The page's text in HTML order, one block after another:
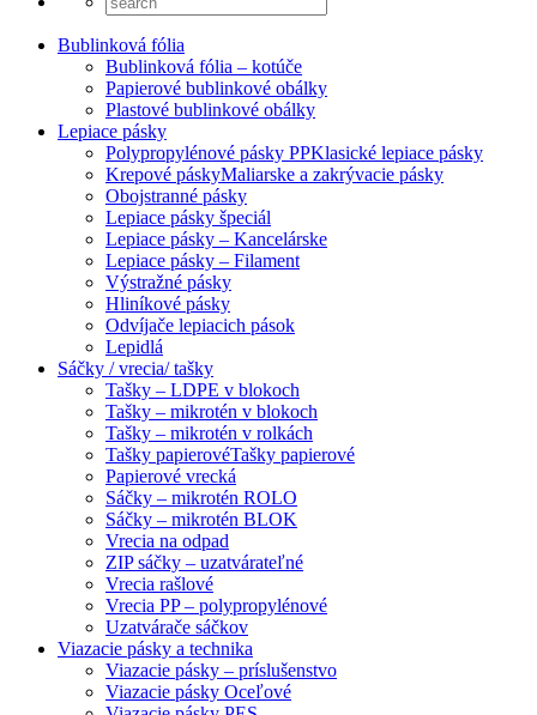
Bublinková fólia
Bublinková fólia – kotúče
Papierové bublinkové obálky
Plastové bublinkové obálky
Lepiace pásky
Polypropylénové pásky PPKlasické lepiace pásky
Krepové páskyMaliarske a zakrývacie pásky
Obojstranné pásky
Lepiace pásky špeciál
Lepiace pásky – Kancelárske
Lepiace pásky – Filament
Výstražné pásky
Hliníkové pásky
Odvíjače lepiacich pások
Lepidlá
Sáčky / vrecia/ tašky
Tašky – LDPE v blokoch
Tašky – mikrotén v blokoch
Tašky – mikrotén v rolkách
Tašky papierovéTašky papierové
Papierové vrecká
Sáčky – mikrotén ROLO
Sáčky – mikrotén BLOK
Vrecia na odpad
ZIP sáčky – uzatvárateľné
Vrecia rašlové
Vrecia PP – polypropylénové
Uzatvárače sáčkov
Viazacie pásky a technika
Viazacie pásky – príslušenstvo
Viazacie pásky Oceľové